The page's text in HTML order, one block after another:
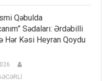
Qəbulda
Sədaları: Ərdəbilli
Hər Kəsi Heyran Qoydu